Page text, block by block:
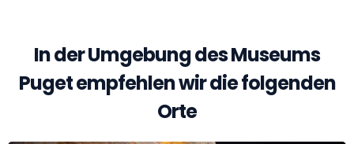
In der Umgebung des Museums
Puget empfehlen wir die folgenden
Orte